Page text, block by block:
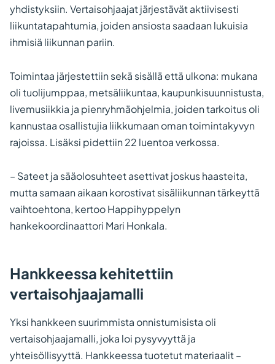
yhdistyksiin. Vertaisohjaajat järjestävät aktiivisesti
liikuntatapahtumia, joiden ansiosta saadaan lukuisia
ihmisiä liikunnan pariin.
Toimintaa järjestettiin sekä sisällä että ulkona: mukana
oli tuolijumppaa, metsäliikuntaa, kaupunkisuunnistusta,
livemusiikkia ja pienryhmäohjelmia, joiden tarkoitus oli
kannustaa osallistujia liikkumaan oman toimintakyvyn
rajoissa. Lisäksi pidettiin 22 luentoa verkossa.
– Sateet ja sääolosuhteet asettivat joskus haasteita,
mutta samaan aikaan korostivat sisäliikunnan tärkeyttä
vaihtoehtona, kertoo Happihyppelyn
hankekoordinaattori Mari Honkala.
Hankkeessa kehitettiin
vertaisohjaajamalli
Yksi hankkeen suurimmista onnistumisista oli
vertaisohjaajamalli, joka loi pysyvyyttä ja
yhteisöllisyyttä. Hankkeessa tuotetut materiaalit –